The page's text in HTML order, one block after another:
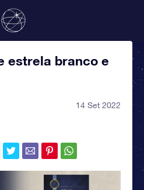
estrela branco e
14 Set 2022